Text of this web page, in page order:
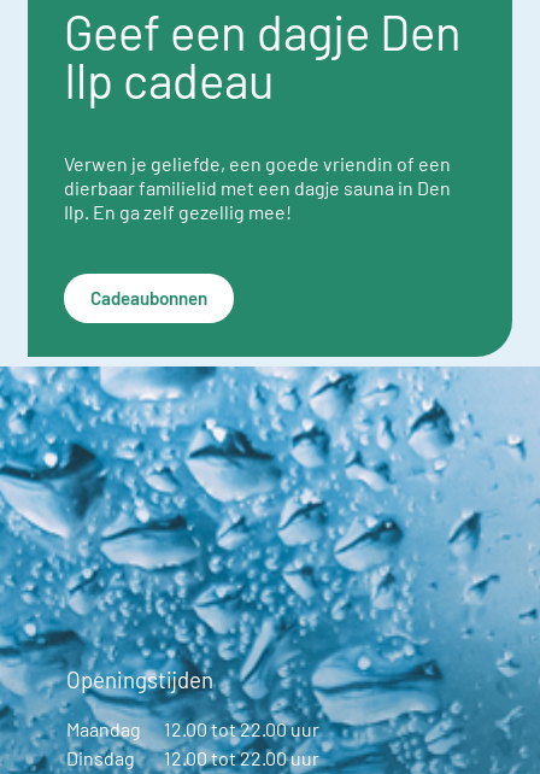
Geef een dagje Den
Ilp cadeau
Verwen je geliefde, een goede vriendin of een
dierbaar familielid met een dagje sauna in Den
Ilp. En ga zelf gezellig mee!
Cadeaubonnen
Openingstijden
Maandag
12.00 tot 22.00 uur
Dinsdag
12.00 tot 22.00 uur